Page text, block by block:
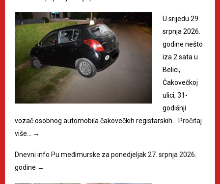
U srijedu 29.
srpnja 2026.
godine nešto
iza 2 sata u
Belici,
Čakovečkoj
ulici, 31-
godišnji
vozač osobnog automobila čakovečkih registarskih… Pročitaj
više… →
Dnevni info Pu međimurske za ponedjeljak 27. srpnja 2026.
godine →